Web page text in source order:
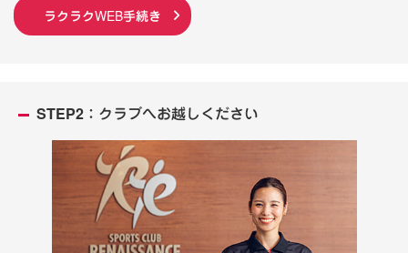
ラクラクWEB手続き
STEP2：クラブへお越しください